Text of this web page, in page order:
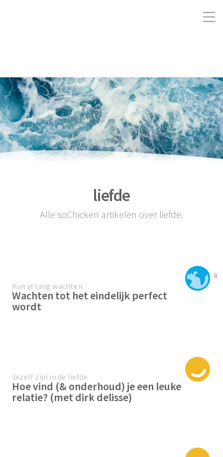
liefde
Alle soChicken artikelen over liefde.
8
Kun je lang wachten
Wachten tot het eindelijk perfect
wordt
Jezelf zijn in de liefde
Hoe vind (& onderhoud) je een leuke
relatie? (met dirk delisse)